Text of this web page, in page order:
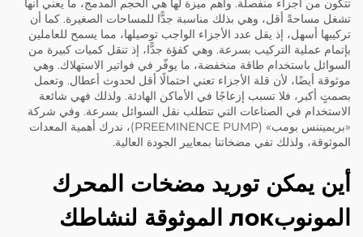
تتكون من أجزاء منفصلة. وأهم ميزة لها هي الحجم المدمج، ما يعني أنها
تشغل مساحةً أقل، وهي بذلك مناسبة جدًّا للمساحات الصغيرة. كما أن
تركيبها أسهل، إذ يقل عدد الأجزاء الواجب توصيلها، مما يسمح للعاملين
بإتمام عملية التركيب بسرعة. وهي كفؤة جدًّا، إذ تنقل كميات كبيرة من
السوائل باستخدام طاقة منخفضة، ما يوفّر في فواتير الاستهلاك. وهي
موثوقة أيضًا، لأن قلة الأجزاء تعني احتمالًا أقل لحدوث أعطال. وتعمل
بصمتٍ أكبر، فلا تسبب إزعاجًا في الأماكن الهادئة. ولذلك فهي شائعة
الاستخدام في الصناعات التي تتطلب نقل السوائل بسرعة. وفي شركة
«بريميننس بومب» (PREEMINENCE PUMP)، ندرك أهمية المعدات
الموثوقة، ولذلك تفي مضخاتنا بمعايير الجودة العالية.
أين يمكن توريد مضخات المحرك
المونوبлок الموثوقة لنشاطك